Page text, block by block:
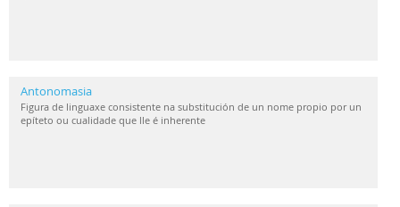
Antonomasia
Figura de linguaxe consistente na substitución de un nome propio por un
epíteto ou cualidade que lle é inherente